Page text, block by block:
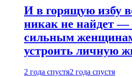
И в горящую избу
никак не найдет —
сильным
устроить личную
2 года спустя2 года спустя